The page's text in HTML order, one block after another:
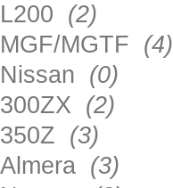
L200 (2)
MGF/MGTF (4)
Nissan (0)
300ZX (2)
350Z (3)
Almera (3)